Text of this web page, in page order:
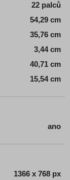
22 palců
54,29 cm
35,76 cm
3,44 cm
40,71 cm
15,54 cm
ano
1366 x 768 px